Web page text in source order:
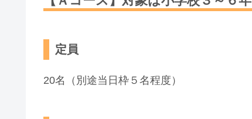
定員
20名（別途当日枠５名程度）